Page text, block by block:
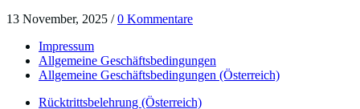
13 November, 2025 /0 Kommentare
Impressum
Allgemeine Geschäftsbedingungen
Allgemeine Geschäftsbedingungen (Österreich)
Rücktrittsbelehrung (Österreich)